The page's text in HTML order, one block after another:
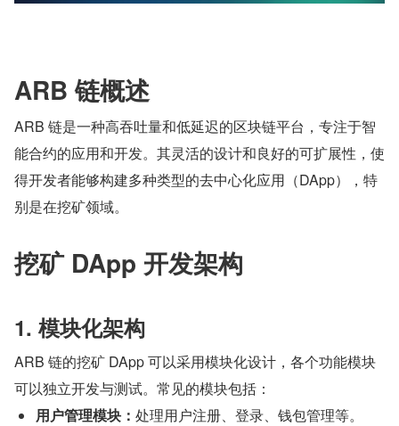
ARB 链概述
ARB 链是一种高吞吐量和低延迟的区块链平台，专注于智
能合约的应用和开发。其灵活的设计和良好的可扩展性，使
得开发者能够构建多种类型的去中心化应用（DApp），特
别是在挖矿领域。
挖矿 DApp 开发架构
1. 模块化架构
ARB 链的挖矿 DApp 可以采用模块化设计，各个功能模块
可以独立开发与测试。常见的模块包括：
用户管理模块： 处理用户注册、登录、钱包管理等。